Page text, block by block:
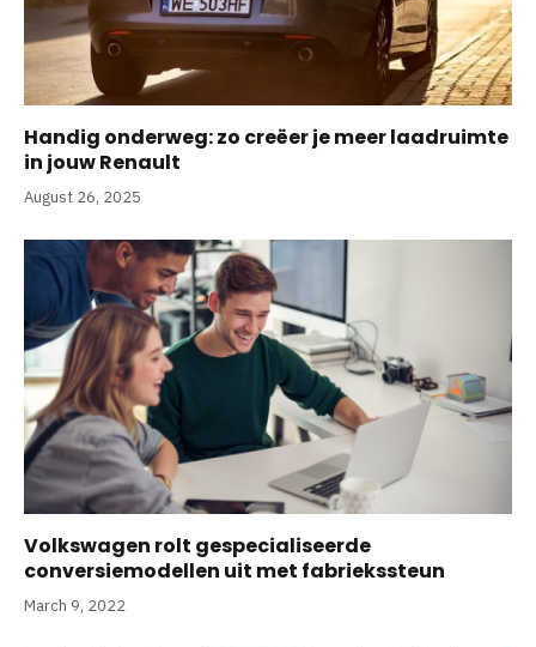
Handig onderweg: zo creëer je meer laadruimte
in jouw Renault
August 26, 2025
Volkswagen rolt gespecialiseerde
conversiemodellen uit met fabriekssteun
March 9, 2022